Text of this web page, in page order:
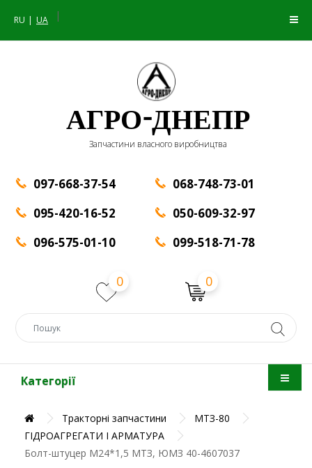
RU UA |
АГРО-ДНЕПР
Запчастини власного виробництва
097-668-37-54
095-420-16-52
096-575-01-10
068-748-73-01
050-609-32-97
099-518-71-78
0 0
Категорії
Тракторні запчастини
МТЗ-80
ГІДРОАГРЕГАТИ І АРМАТУРА
Болт-штуцер М24*1,5 МТЗ, ЮМЗ 40-4607037